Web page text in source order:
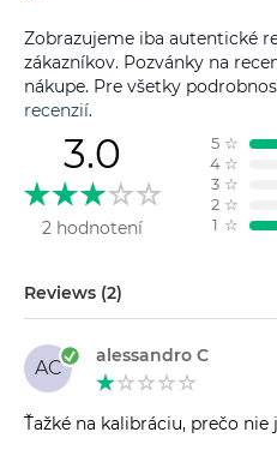
Zobrazujeme iba autentické
zákazníkov. Pozvánky na
nákupe. Pre všetky
recenzií.
3.0
2 hodnotení
5 ☆
4 ☆
3 ☆
2 ☆
1 ☆
Reviews (2)
AC
alessandro C
Ťažké na kalibráciu, prečo nie